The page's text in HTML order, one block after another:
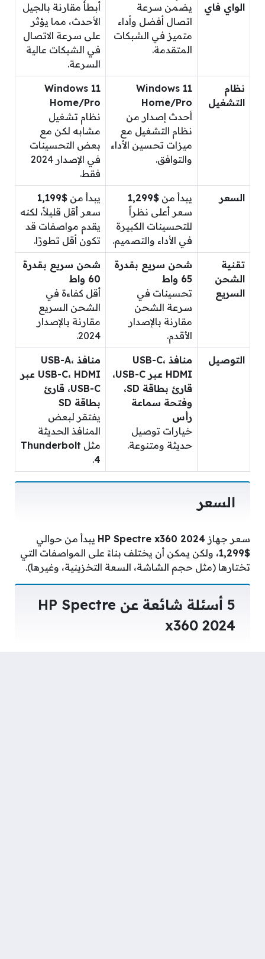
الواي فاي
يضمن سرعة
اتصال أفضل وأداء
متميز في الشبكات
المتقدمة.
أبطأ مقارنة بالجيل
الأحدث، مما يؤثر
على سرعة الاتصال
في الشبكات عالية
السرعة.
نظام
التشغيل
Windows 11
Home/Pro
أحدث إصدار من
نظام التشغيل مع
ميزات تحسين الأداء
والتوافق.
Windows 11
Home/Pro
نظام تشغيل
مشابه لكن مع
بعض التحسينات
في الإصدار 2024
فقط.
السعر يبدأ من $1,299
سعر أعلى نظراً
للتحسينات الكبيرة
في الأداء والتصميم.
يبدأ من $1,199
سعر أقل قليلاً، لكنه
يقدم مواصفات قد
تكون أقل تطورًا.
تقنية
الشحن
السريع
شحن سريع بقدرة
65 واط
تحسينات في
سرعة الشحن
مقارنة بالإصدار
الأقدم.
شحن سريع بقدرة
60 واط
أقل كفاءة في
الشحن السريع
مقارنة بالإصدار
2024.
التوصيل
منافذ USB-C،
HDMI عبر USB-C،
قارئ بطاقة SD،
وفتحة سماعة
رأس
خيارات توصيل
حديثة ومتنوعة.
منافذ USB-A،
USB-C، HDMI عبر
USB-C، قارئ
بطاقة SD
يفتقر لبعض
المنافذ الحديثة
مثل Thunderbolt
4
.
السعر
سعر جهاز HP Spectre x360 2024 يبدأ من حوالي
$1,299
، ولكن يمكن أن يختلف بناءً على المواصفات التي
تختارها (مثل حجم الشاشة، السعة التخزينية، وغيرها).
5 أسئلة شائعة عن HP Spectre
x360 2024